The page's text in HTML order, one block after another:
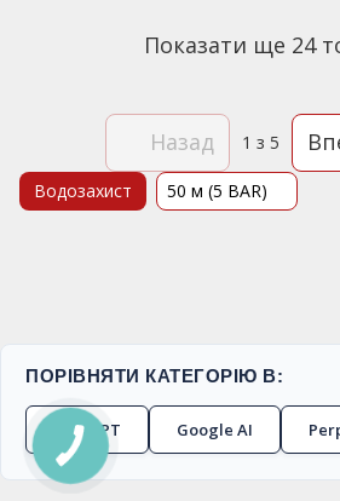
Показати ще 24
Назад 1 з 5
Водозахист 50 м (5 BAR)
ПОРІВНЯТИ КАТЕГОРІЮ В:
ChatGPT Google AI